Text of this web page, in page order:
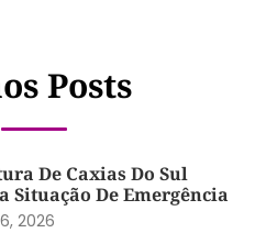
Posts
De Caxias Do Sul
Situação De Emergência
2026